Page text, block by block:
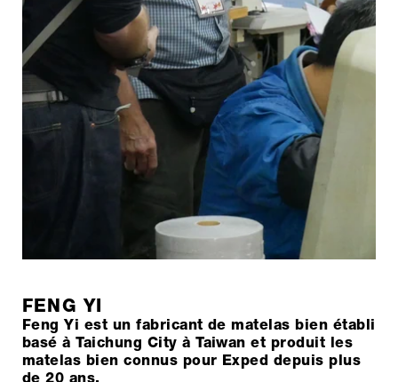
FENG YI
Feng Yi est un fabricant de matelas bien établi
basé à Taichung City à Taiwan et produit les
matelas bien connus pour Exped depuis plus
de 20 ans.